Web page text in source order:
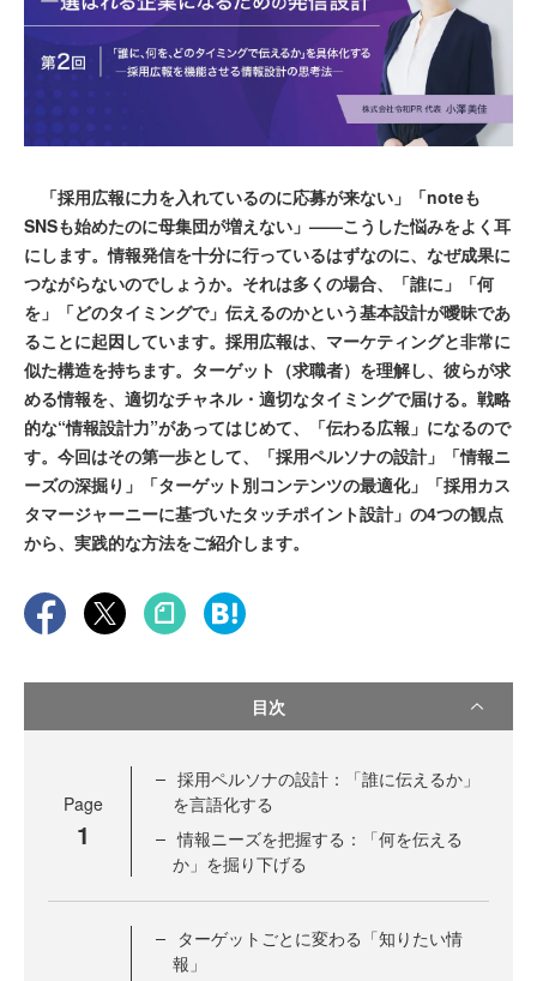
「採用広報に力を入れているのに応募が来ない」「noteも
SNSも始めたのに母集団が増えない」——こうした悩みをよく耳
にします。情報発信を十分に行っているはずなのに、なぜ成果に
つながらないのでしょうか。それは多くの場合、「誰に」「何
を」「どのタイミングで」伝えるのかという基本設計が曖昧であ
ることに起因しています。採用広報は、マーケティングと非常に
似た構造を持ちます。ターゲット（求職者）を理解し、彼らが求
める情報を、適切なチャネル・適切なタイミングで届ける。戦略
的な“情報設計力”があってはじめて、「伝わる広報」になるので
す。今回はその第一歩として、「採用ペルソナの設計」「情報ニ
ーズの深掘り」「ターゲット別コンテンツの最適化」「採用カス
タマージャーニーに基づいたタッチポイント設計」の4つの観点
から、実践的な方法をご紹介します。
目次
Page
1
採用ペルソナの設計：「誰に伝えるか」
を言語化する
情報ニーズを把握する：「何を伝える
か」を掘り下げる
ターゲットごとに変わる「知りたい情
報」